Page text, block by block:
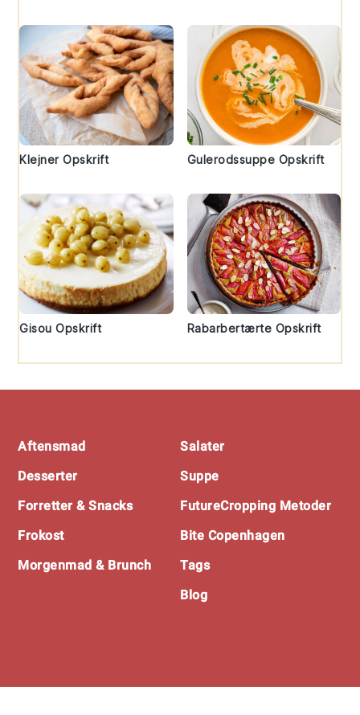
Klejner Opskrift Gulerodssuppe Opskrift
Gisou Opskrift Rabarbertærte Opskrift
Aftensmad
Desserter
Forretter & Snacks
Frokost
Morgenmad & Brunch
Salater
Suppe
FutureCropping Metoder
Bite Copenhagen
Tags
Blog